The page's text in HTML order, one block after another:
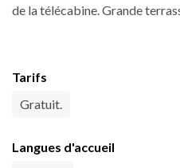
de la télécabine. Grande
Tarifs
Gratuit.
Langues d'accueil